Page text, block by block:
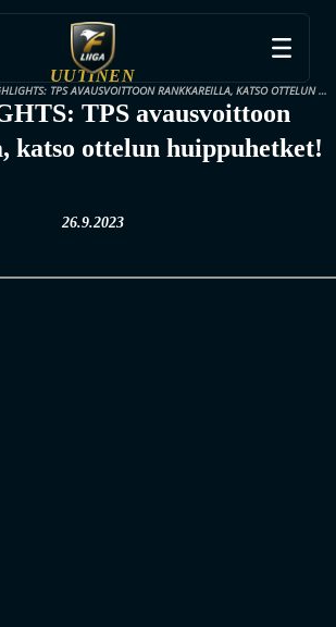
HIGHLIGHTS: TPS AVAUSVOITTOON RANKKAREILLA, KATSO OTTELUN HUIPPUHETKET!
UUTINEN
TPS avausvoittoon
katso ottelun huippuhetket!
26.9.2023